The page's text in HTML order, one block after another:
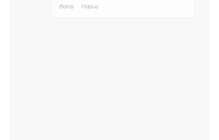
Balas Hapus